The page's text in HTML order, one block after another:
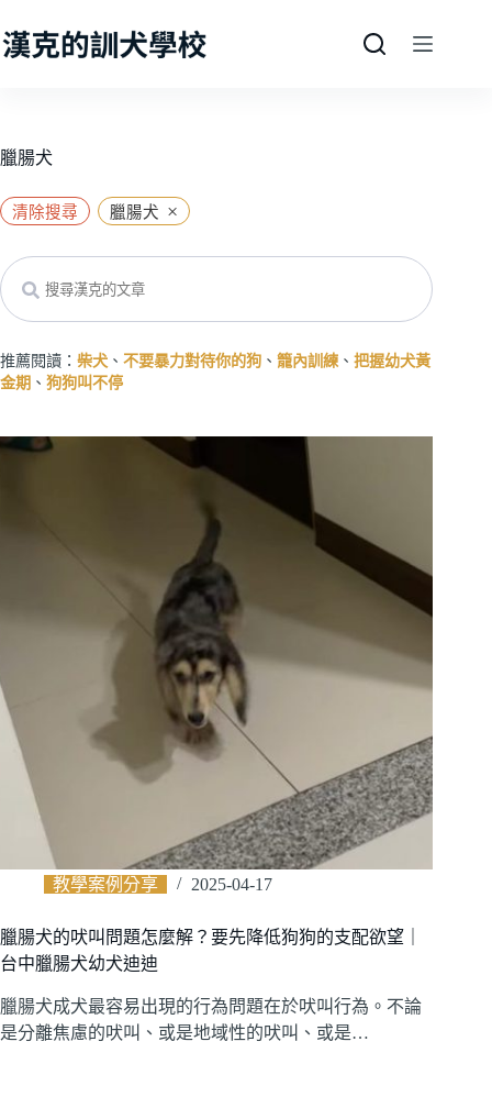
至
容
臘腸犬
清除搜尋 臘腸犬 ×
Search
推薦閱讀： 柴犬 、 不要暴力對待你的狗 、 籠內訓練 、 把握幼犬黃
金期 、 狗狗叫不停
教學案例分享 2025-04-17
臘腸犬的吠叫問題怎麼解？要先降低狗狗的支配欲望｜
台中臘腸犬幼犬迪迪
臘腸犬成犬最容易出現的行為問題在於吠叫行為。不論
是分離焦慮的吠叫、或是地域性的吠叫、或是…